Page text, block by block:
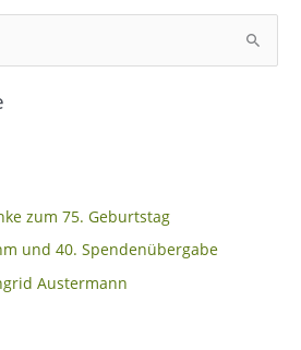
zum 75. Geburtstag
und 40. Spendenübergabe
Austermann